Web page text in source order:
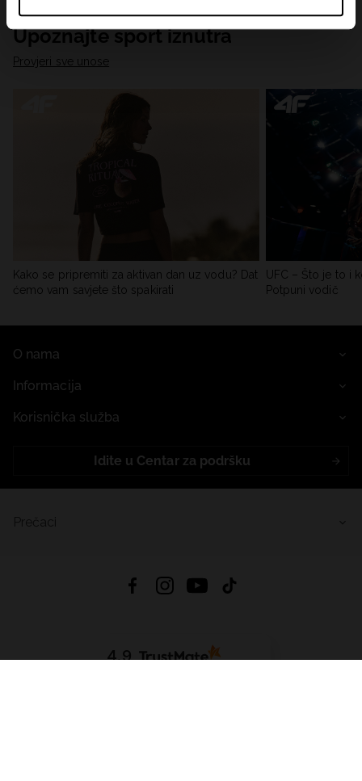
Upoznajte sport iznutra
Provjeri sve unose
Kako se pripremiti za aktivan dan uz vodu? Dat
ćemo vam savjete što spakirati
UFC – Što je to i
Potpuni vodič
O nama
Informacija
Korisnička služba
Idite u Centar za podršku
4.9